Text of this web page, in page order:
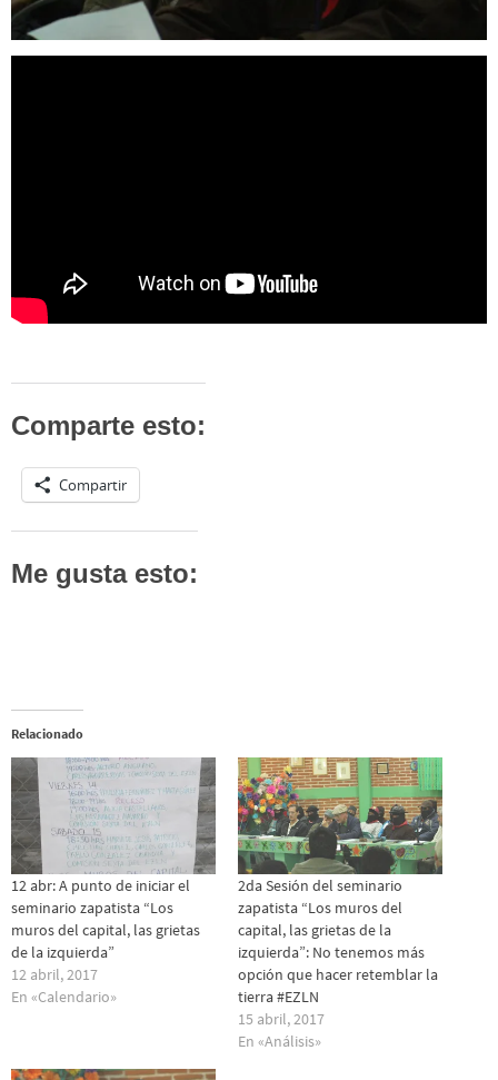
Comparte esto:
Compartir
Me gusta esto:
Relacionado
12 abr: A punto de iniciar el
seminario zapatista “Los
muros del capital, las grietas
de la izquierda”
12 abril, 2017
En «Calendario»
2da Sesión del seminario
zapatista “Los muros del
capital, las grietas de la
izquierda”: No tenemos más
opción que hacer retemblar la
tierra #EZLN
15 abril, 2017
En «Análisis»